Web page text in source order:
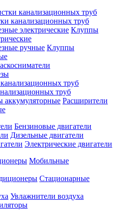
канализационных труб
Клуппы
Клуппы
труб
Расширители
Бензиновые двигатели
Дизельные двигатели
Электрические двигатели
Мобильные
Стационарные
Увлажнители воздуха